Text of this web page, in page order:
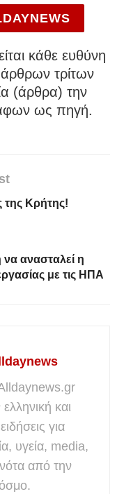
κάθε ευθύνη
τρίτων
(άρθρα) την
ως πηγή.
της Κρήτης!
ανασταλεί η
με τις ΗΠΑ
και
για
υγεία, media,
από την